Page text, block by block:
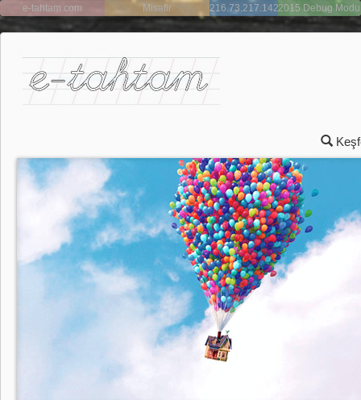
e-tahtam.com Misafir 216.73.217.1422015 Debug Modu
Açık